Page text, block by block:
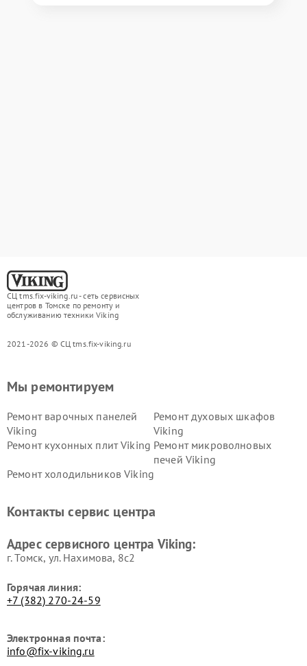
СЦ tms.fix-viking.ru - сеть сервисных
центров в Томске по ремонту и
обслуживанию техники Viking
2021-2026 © СЦ tms.fix-viking.ru
Мы ремонтируем
Ремонт варочных панелей
Viking
Ремонт духовых шкафов
Viking
Ремонт кухонных плит Viking Ремонт микроволновых
печей Viking
Ремонт холодильников Viking
Контакты сервис центра
Адрес сервисного центра Viking:
г. Томск, ул. Нахимова, 8с2
Горячая линия:
+7 (382) 270-24-59
Электронная почта:
info@fix-viking.ru